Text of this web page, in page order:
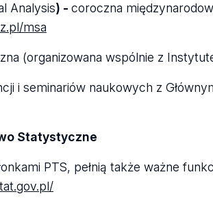
Analysis) - coroczna
msa
(organizowana wspólnie z
i seminariów naukowych z
Statystyczne
PTS, pełnią także ważne